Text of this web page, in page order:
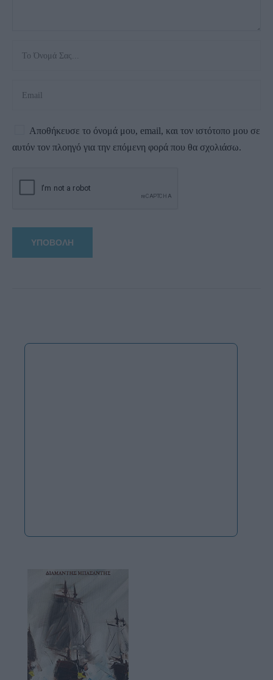
Αποθήκευσε το όνομά μου, email, και τον ιστότοπο μου σε
αυτόν τον πλοηγό για την επόμενη φορά που θα σχολιάσω.